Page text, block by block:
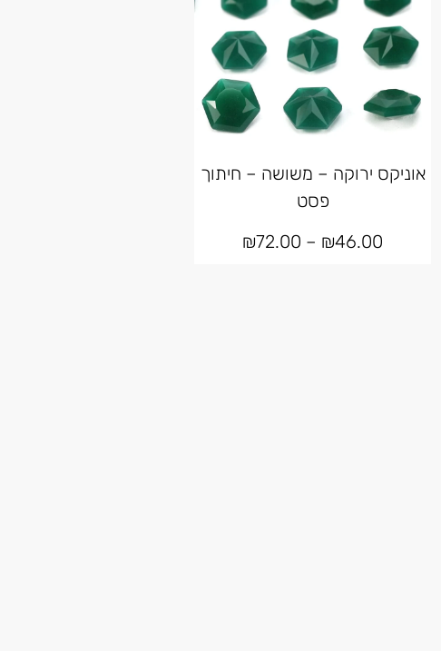
אוניקס ירוקה – משושה – חיתוך
פסט
₪46.00
–
₪72.00